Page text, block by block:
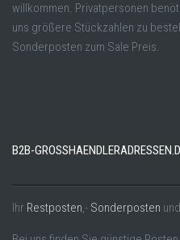
willkommen. Privatpersonen
uns größere Stückzahlen zu
Sonderposten zum Sale Preis.
B2B-
Ihr Restposten,- Sonderposten